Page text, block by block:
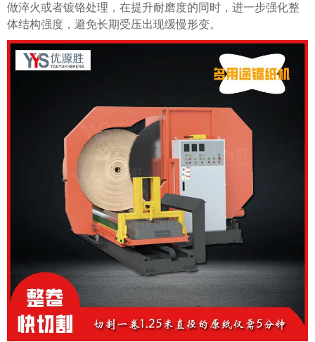
做淬火或者镀铬处理，在提升耐磨度的同时，进一步强化整
体结构强度，避免长期受压出现缓慢形变。